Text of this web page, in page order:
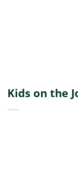
Kids on the